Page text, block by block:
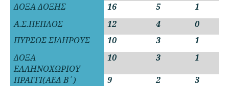
ΔΟΞΑ ΔΟΞΗΣ
16 5 1
Α.Σ.ΠΕΠΛΟΣ
12 4 0
ΠΥΡΣΟΣ ΣΙΔΗΡΟΥΣ
10 3 1
ΔΟΞΑ
ΕΛΛΗΝΟΧΩΡΙΟΥ
10 3 1
ΠΡΑΓΓΙ(ΑΕΔ Β΄)
9 2 3